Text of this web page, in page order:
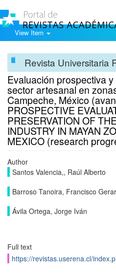
View Item
Revista Universitaria
Evaluación prospectiva
sector artesanal en
Campeche, México
PROSPECTIVE
PRESERVATION OF
INDUSTRY IN MAYAN
MEXICO (research
Author
Santos Valencia,, Raúl Alberto
Barroso Tanoira, Francisco
Ávila Ortega, Jorge Iván
Full text
https://revistas.userena.cl/